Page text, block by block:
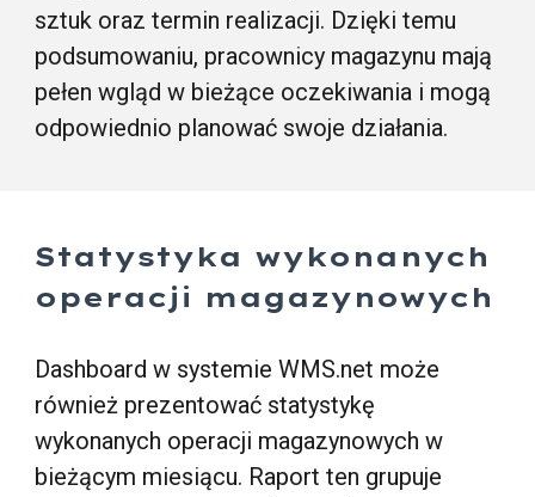
sztuk oraz termin realizacji. Dzięki temu
podsumowaniu, pracownicy magazynu mają
pełen wgląd w bieżące oczekiwania i mogą
odpowiednio planować swoje działania.
Statystyka wykonanych
operacji magazynowych
Dashboard w systemie WMS.net może
również prezentować statystykę
wykonanych operacji magazynowych w
bieżącym miesiącu. Raport ten grupuje